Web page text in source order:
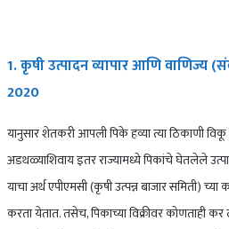
1. कृषी उत्पादन व्यापार आणि वाणिज्य
2020
यानुसार शेतकरी आपली पिके हव्या त्या ठिकाणी
अडथळ्याशिवाय इतर राज्यामध्ये पिकांचे घेतलेले
याचा अर्थ एपीएमसी (कृषी उत्पन्न बाजार समिती) च्या
करता येतात. तसेच, पिकाच्या विक्रीवर कोणताही कर